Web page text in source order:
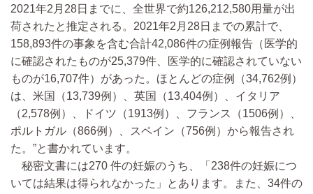
2021年2月28日までに、全世界で約126,212,580用量が出
荷されたと推定される。2021年2月28日までの累計で、
158,893件の事象を含む合計42,086件の症例報告（医学的
に確認されたものが25,379件、医学的に確認されていない
ものが16,707件）があった。ほとんどの症例（34,762例）
は、米国（13,739例）、英国（13,404例）、イタリア
（2,578例）、ドイツ（1913例）、フランス（1506例）、
ポルトガル（866例）、スペイン（756例）から報告され
た。”と書かれています。
秘密文書には270 件の妊娠のうち、「238件の妊娠につ
いては結果は得られなかった」とあります。また、34件の